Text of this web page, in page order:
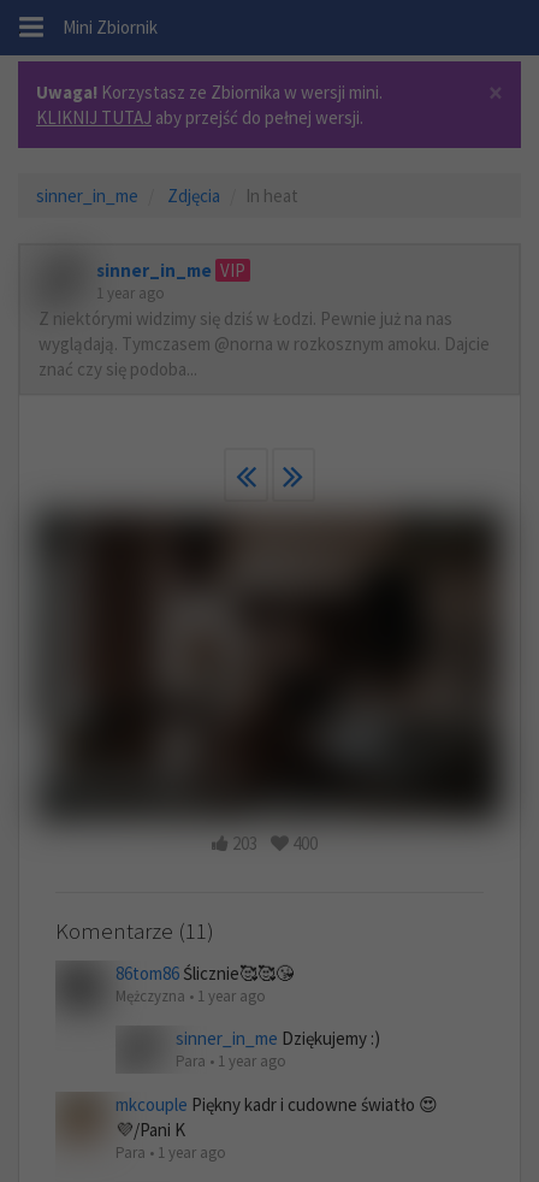
. Mini Zbiornik
×
Uwaga! Korzystasz ze Zbiornika w wersji mini.
KLIKNIJ TUTAJ aby przejść do pełnej wersji.
sinner_in_me Zdjęcia In heat
sinner_in_me VIP
1 year ago
Z niektórymi widzimy się dziś w Łodzi. Pewnie już na nas
wyglądają. Tymczasem @norna w rozkosznym amoku. Dajcie
znać czy się podoba...
203 400
Komentarze (11)
86tom86 Ślicznie🥰🥰😘
Mężczyzna • 1 year ago
sinner_in_me Dziękujemy :)
Para • 1 year ago
mkcouple Piękny kadr i cudowne światło 😍
💜/Pani K
Para • 1 year ago